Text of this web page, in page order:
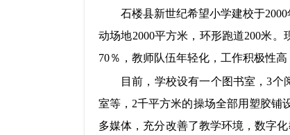
石楼县新世纪希望小学建校于
动场地2000平方米，环形跑道200米
70％，教师队伍年轻化，工作积极性
目前，学校设有一个图书室，3个
室等，2千平方米的操场全部用塑胶铺
多媒体，充分改善了教学环境，数字